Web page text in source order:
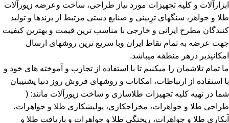
ابزارآلات و کلیه تجهیزات مورد نیاز طراحی، ساخت وعرضه زیورآلات
طلا و جواهر، سنگهای تزِیینی و صنایع دستی مرتبط از برندها و تولید
کنندگان مطرح ایرانی و خارجی با مناسب ترین قیمت و بهترین کیفیت
جهت عرضه به تمام نقاط ایران وبا سریع ترین روشهای ارسال
امکانپذیر درهر منطقه میباشد.
ما تمام تلاشمان را میکنیم تا با استفاده از تجارب و آموخته های خود و
با استفاده از ارتباطات، امکانات و روشهای فروش روز دنیا پشتیبان
شما در تهیه کلیه تجهیزات طلاسازی و ساخت زیورآلات مانند: (
طراحی طلا و جواهرات، مخراجکاری، پولیشکاری طلا و جواهرات،
آبکاری طلا و جواهرات، ریختگی طلا و جواهرات و بازیافت طلا و